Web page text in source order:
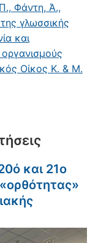
Φάντη, Ά.,
γλωσσικής
και
Οίκος Κ. & Μ.
και 21ο